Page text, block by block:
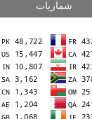
شماریات